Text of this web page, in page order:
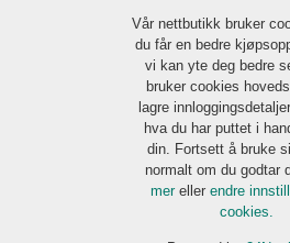
Vår nettbutikk bruker
du får en bedre
vi kan yte deg bedre
bruker cookies
lagre
hva du har puttet i
din. Fortsett å bruke
normalt om du godtar
mer eller endre
cookies.